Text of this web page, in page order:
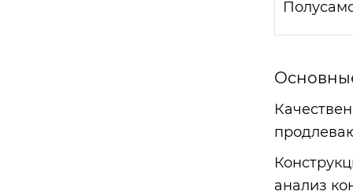
анализ